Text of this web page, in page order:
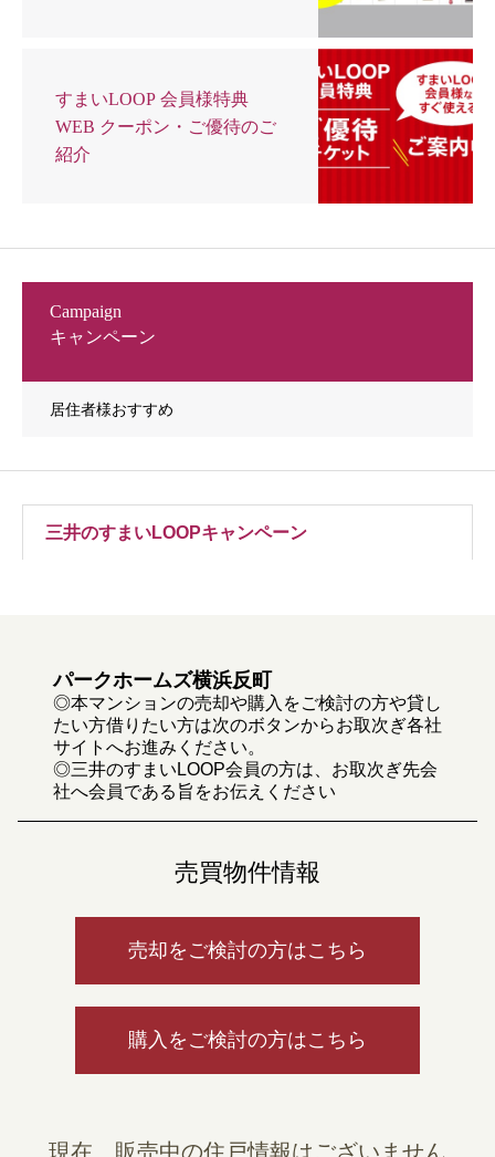
すまいLOOP 会員様特典
WEB クーポン・ご優待のご
紹介
キャンペーン
Campaign
居住者様おすすめ
三井のすまいLOOPキャンペーン
パークホームズ横浜反町
◎本マンションの売却や購入をご検討の方や貸し
たい方借りたい方は次のボタンからお取次ぎ各社
サイトへお進みください。
◎三井のすまいLOOP会員の方は、お取次ぎ先会
社へ会員である旨をお伝えください
売買物件情報
売却をご検討の方はこちら
購入をご検討の方はこちら
現在、販売中の住戸情報はございません